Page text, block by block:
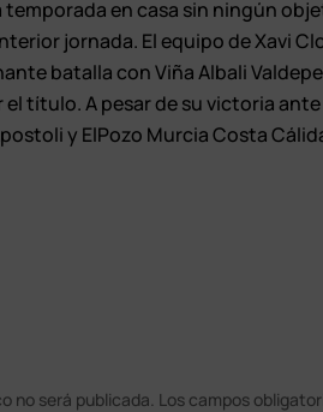
temporada en casa sin ningún
jornada. El equipo de Xavi
batalla con Viña Albali
título. A pesar de su victoria
y ElPozo Murcia Costa
no será publicada. Los campos